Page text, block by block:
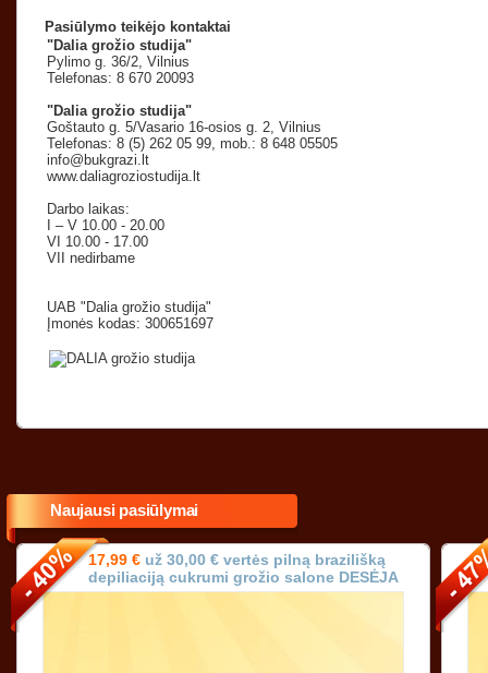
Pasiūlymo teikėjo kontaktai
"Dalia grožio studija"
Pylimo g. 36/2, Vilnius
Telefonas: 8 670 20093
"Dalia grožio studija"
Goštauto g. 5/Vasario 16-osios g. 2, Vilnius
Telefonas: 8 (5) 262 05 99, mob.: 8 648 05505
info@bukgrazi.lt
www.daliagroziostudija.lt
Darbo laikas:
I – V 10.00 - 20.00
VI 10.00 - 17.00
VII nedirbame
UAB "Dalia grožio studija"
Įmonės kodas: 300651697
Naujausi pasiūlymai
17,99 € už 30,00 € vertės pilną brazilišką
depiliaciją cukrumi grožio salone DESĖJA
Vilniuje!